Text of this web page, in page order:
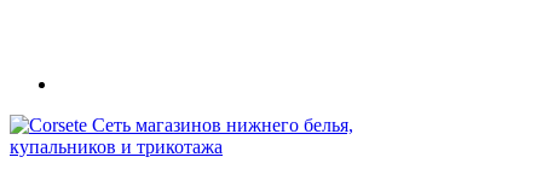
Сеть магазинов нижнего белья,
купальников и трикотажа